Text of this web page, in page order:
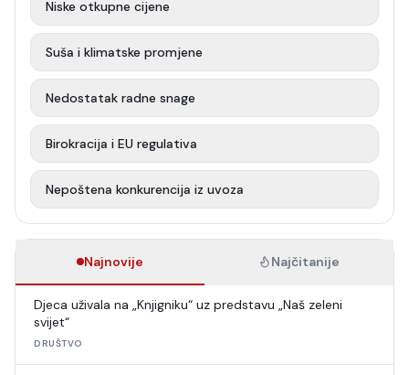
Niske otkupne cijene
Suša i klimatske promjene
Nedostatak radne snage
Birokracija i EU regulativa
Nepoštena konkurencija iz uvoza
Najnovije Najčitanije
Djeca uživala na „Knjigniku“ uz predstavu „Naš zeleni
svijet“
DRUŠTVO